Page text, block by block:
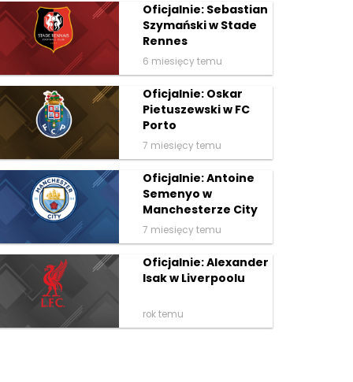
Oficjalnie: Sebastian
Szymański w Stade
Rennes
6 miesięcy temu
Oficjalnie: Oskar
Pietuszewski w FC
Porto
7 miesięcy temu
Oficjalnie: Antoine
Semenyo w
Manchesterze City
7 miesięcy temu
Oficjalnie: Alexander
Isak w Liverpoolu
rok temu